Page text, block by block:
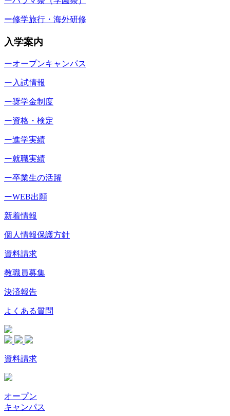
ー修学旅行・海外研修
入学案内
ーオープンキャンパス
ー入試情報
ー奨学金制度
ー資格・検定
ー進学実績
ー就職実績
ー卒業生の活躍
ーWEB出願
新着情報
個人情報保護方針
資料請求
教職員募集
決済報告
よくある質問
資料請求
オープン
キャンパス